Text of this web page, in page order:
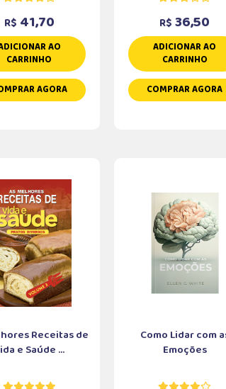
R$ 41,70
AO
CARRINHO
AGORA
R$ 36,50
ADICIONAR AO
CARRINHO
COMPRAR AGORA
Receitas de
e Saúde ...
Como Lidar com
Emoções